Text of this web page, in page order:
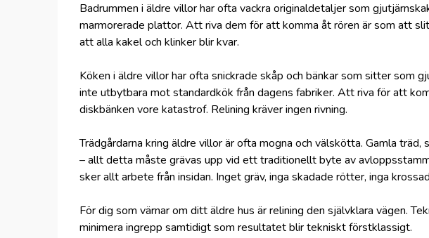
Badrummen i äldre villor har ofta vackra originaldetaljer som
marmorerade plattor. Att riva dem för att komma åt rören är som att
att alla kakel och klinker blir kvar.
Köken i äldre villor har ofta snickrade skåp och bänkar som sitter som
inte utbytbara mot standardkök från dagens fabriker. Att riva för att
diskbänken vore katastrof. Relining kräver ingen rivning.
Trädgårdarna kring äldre villor är ofta mogna och välskötta. Gamla
– allt detta måste grävas upp vid ett traditionellt byte av
sker allt arbete från insidan. Inget gräv, inga skadade rötter, inga
För dig som värnar om ditt äldre hus är relining den självklara vägen.
minimera ingrepp samtidigt som resultatet blir tekniskt förstklassigt.